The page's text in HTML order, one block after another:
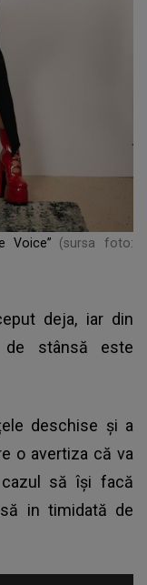
Voice”
(sursa foto:
deja, iar din
stânsă este
deschise și a
o avertiza că va
să își facă
in timidată de